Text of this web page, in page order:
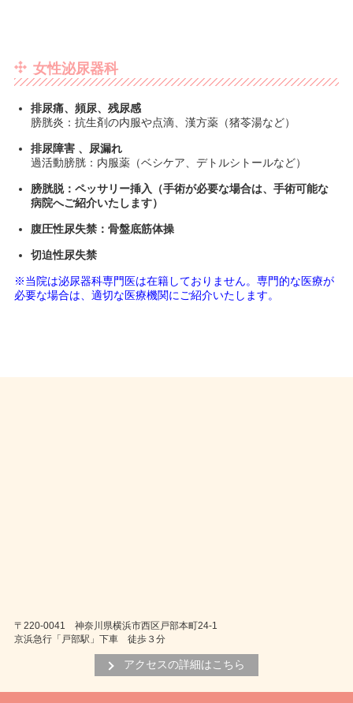
女性泌尿器科
排尿痛、頻尿、残尿感
膀胱炎：抗生剤の内服や点滴、漢方薬（猪苓湯など）
排尿障害 、尿漏れ
過活動膀胱：内服薬（ベシケア、デトルシトールなど）
膀胱脱：ペッサリー挿入（手術が必要な場合は、手術可能な
病院へご紹介いたします）
腹圧性尿失禁：骨盤底筋体操
切迫性尿失禁
※当院は泌尿器科専門医は在籍しておりません。専門的な医療が
必要な場合は、適切な医療機関にご紹介いたします。
〒220-0041 神奈川県横浜市西区戸部本町24-1
京浜急行「戸部駅」下車 徒歩３分
アクセスの詳細はこちら